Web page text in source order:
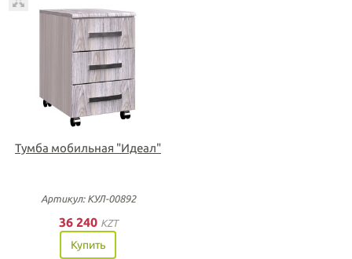
Тумба мобильная "Идеал"
Артикул: КУЛ-00892
36 240 KZT
Купить